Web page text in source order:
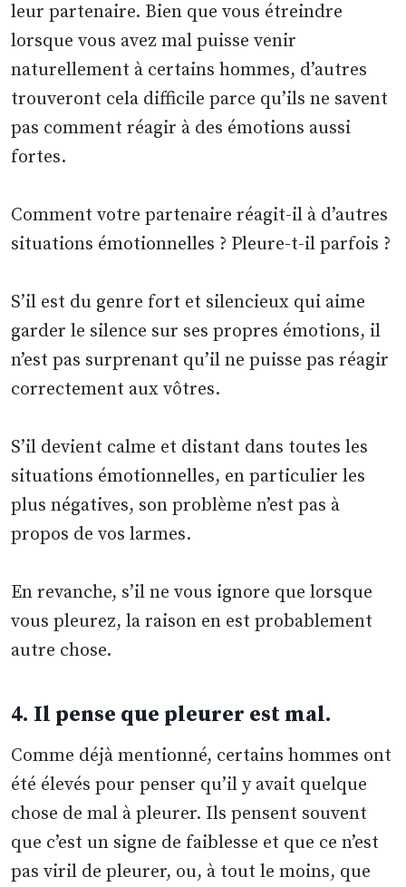
leur partenaire. Bien que vous étreindre
lorsque vous avez mal puisse venir
naturellement à certains hommes, d’autres
trouveront cela difficile parce qu’ils ne savent
pas comment réagir à des émotions aussi
fortes.
Comment votre partenaire réagit-il à d’autres
situations émotionnelles ? Pleure-t-il parfois ?
S’il est du genre fort et silencieux qui aime
garder le silence sur ses propres émotions, il
n’est pas surprenant qu’il ne puisse pas réagir
correctement aux vôtres.
S’il devient calme et distant dans toutes les
situations émotionnelles, en particulier les
plus négatives, son problème n’est pas à
propos de vos larmes.
En revanche, s’il ne vous ignore que lorsque
vous pleurez, la raison en est probablement
autre chose.
4. Il pense que pleurer est mal.
Comme déjà mentionné, certains hommes ont
été élevés pour penser qu’il y avait quelque
chose de mal à pleurer. Ils pensent souvent
que c’est un signe de faiblesse et que ce n’est
pas viril de pleurer, ou, à tout le moins, que